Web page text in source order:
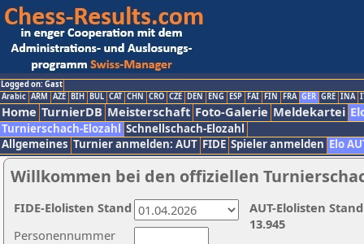
Logged on: Gast
Arabic ARM AZE BIH BUL CAT CHN CRO CZE DEN ENG ESP FAI FIN FRA GER GRE INA
Home TurnierDB Meisterschaft Foto-Galerie Meldekartei
Turnierschach-Elozahl Schnellschach-Elozahl
Allgemeines Turnier anmelden: AUT FIDE Spieler anmelden Elo
Willkommen bei den offiziellen
Personennummer
AUT-Elolisten
13.945
FIDE-Elolisten Stand